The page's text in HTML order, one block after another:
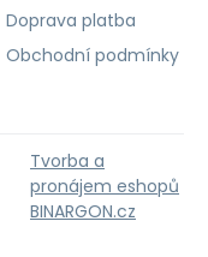
Doprava platba
Obchodní podmínky
Tvorba a
pronájem eshopů
BINARGON.cz